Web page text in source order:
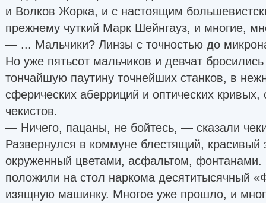
и Волков Жорка, и с настоящим
прежнему чуткий Марк Шейнгауз, и многие,
— ... Мальчики? Линзы с точностью до
Но уже пятьсот мальчиков и девчат
тончайшую паутину точнейших станков, в
сферических аберриций и оптических кривых,
чекистов.
— Ничего, пацаны, не бойтесь, — сказали
Развернулся в коммуне блестящий,
окруженный цветами, асфальтом,
положили на стол наркома десятитысячный
изящную машинку. Многое уже прошло, и